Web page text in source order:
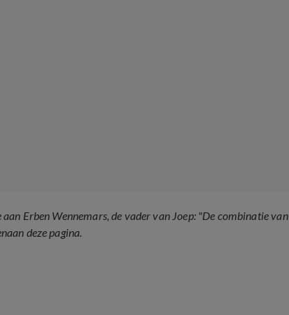
Erben Wennemars, de vader van Joep: "De combinatie van
deze pagina.